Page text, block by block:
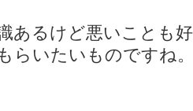
あるけど悪いことも
らいたいものですね